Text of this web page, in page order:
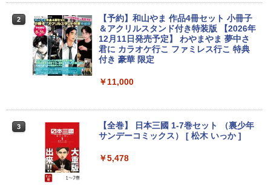
Anker Soundcore Liberty 5 ミッドナイトブ
ラック
￥14,990
レスイヤホン bluetooth イヤホン V12 小型
軽量 ブルートゥースHi-Fi 最大36時間再生 ぶ
セリング 自動ペアリング Type-C充電 マイク
付き 防水 タッチ式音量調整 スポーツ/通勤/通
見知らぬ糸
￥250
￥250
￥1,380
by Amazon 天然水ラベルレス 2L×9本
￥1,117
by Amazon 炭酸水 ラベルレス 500ml ×24本
強炭酸水 ペットボトル 500ミリリットル (Sm
ONE PIECE モノクロ版 115 (ジャンプコミッ
クスDIGITAL)
￥594
コミックスDIGITAL)
￥6,800
【★最大100%ポイント】【新生活応援・
937/Celeron 3865U/メモリ:4GB/8GB/S
パソコン/モバイルPC/Windows11
￥9,999
| 一年保証 | 第7世代 | Core i5 7400 3.0
(～最大3.5)GHz | MEM:8GB | HDD:500
GB | DVDマルチ | Win11Pro64bit
￥9,980
第8世代 | Core i5 8400 2.8(〜最大4.0)G
Hz | MEM:8GB | SSD:256GB(新品) | DV
￥5,480
DELL デル E2420H 液晶モニター 23.8イ
ンチワイド ブラック 1920×1080 （フル
沢 ノングレア 液晶ディスプレイ ディス
￥5,500
IODATA LCD-DF241EDB 液晶モニター
2
【予約】和山やま 作品4冊セット 小冊子
＆アクリルスタンド付き特装版 【2026年
12月11日発売予定】 わやまやま 夢中さ
君に カラオケ行こ ファミレス行こ 特典
付き 豪華 限定
￥11,000
3
【全巻】 日本三國 1-7巻セット （裏少年
サンデーコミックス） [ 松木 いっか ]
￥5,478